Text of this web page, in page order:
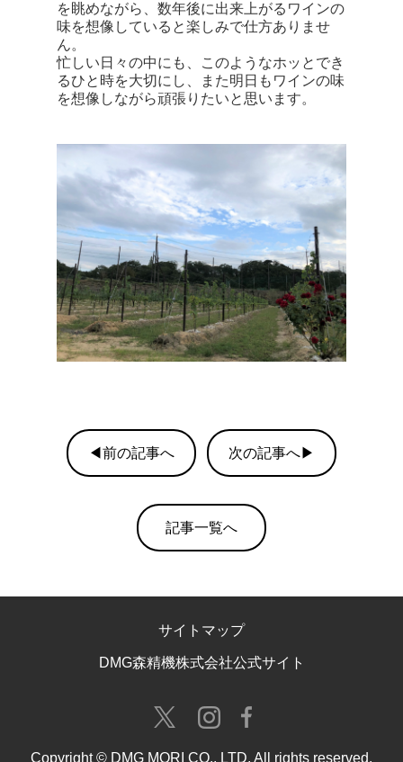
を眺めながら、数年後に出来上がるワインの
味を想像していると楽しみで仕方ありませ
ん。
忙しい日々の中にも、このようなホッとでき
るひと時を大切にし、また明日もワインの味
を想像しながら頑張りたいと思います。
◀前の記事へ 次の記事へ▶
記事一覧へ
サイトマップ
DMG森精機株式会社公式サイト
Copyright © DMG MORI CO., LTD. All rights reserved.